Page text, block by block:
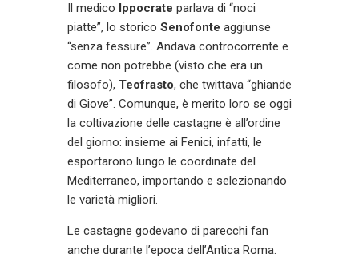
Il medico Ippocrate parlava di “noci
piatte”, lo storico Senofonte aggiunse
“senza fessure”. Andava controcorrente e
come non potrebbe (visto che era un
filosofo), Teofrasto, che twittava “ghiande
di Giove”. Comunque, è merito loro se oggi
la coltivazione delle castagne è all’ordine
del giorno: insieme ai Fenici, infatti, le
esportarono lungo le coordinate del
Mediterraneo, importando e selezionando
le varietà migliori.
Le castagne godevano di parecchi fan
anche durante l’epoca dell’Antica Roma.